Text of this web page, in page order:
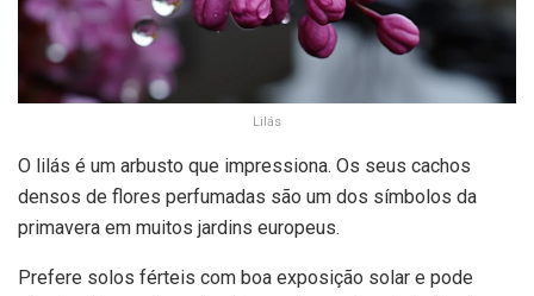
Lilás
O lilás é um arbusto que impressiona. Os seus cachos
densos de flores perfumadas são um dos símbolos da
primavera em muitos jardins europeus.
Prefere solos férteis com boa exposição solar e pode